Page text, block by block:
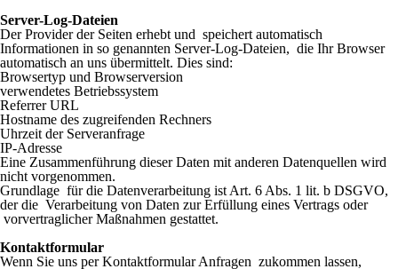
Server-Log-Dateien
Der Provider der Seiten erhebt und speichert automatisch
Informationen in so genannten Server-Log-Dateien, die Ihr Browser
automatisch an uns übermittelt. Dies sind:
Browsertyp und Browserversion
verwendetes Betriebssystem
Referrer URL
Hostname des zugreifenden Rechners
Uhrzeit der Serveranfrage
IP-Adresse
Eine Zusammenführung dieser Daten mit anderen Datenquellen wird
nicht vorgenommen.
Grundlage für die Datenverarbeitung ist Art. 6 Abs. 1 lit. b DSGVO,
der die Verarbeitung von Daten zur Erfüllung eines Vertrags oder
vorvertraglicher Maßnahmen gestattet.
Kontaktformular
Wenn Sie uns per Kontaktformular Anfragen zukommen lassen,